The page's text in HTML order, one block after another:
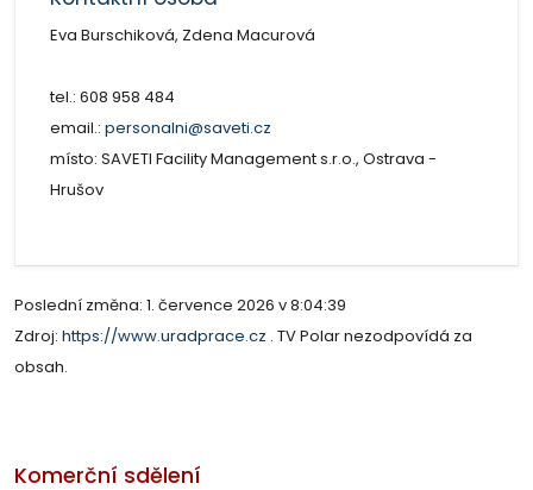
Eva Burschiková, Zdena Macurová
tel.: 608 958 484
email.: personalni@saveti.cz
místo: SAVETI Facility Management s.r.o., Ostrava -
Hrušov
Poslední změna: 1. července 2026 v 8:04:39
Zdroj: https://www.uradprace.cz . TV Polar nezodpovídá za
obsah.
Komerční sdělení